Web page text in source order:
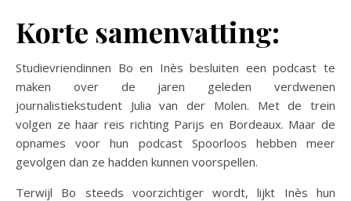
Korte samenvatting:
Studievriendinnen Bo en Inès besluiten een podcast te
maken over de jaren geleden verdwenen
journalistiekstudent Julia van der Molen. Met de trein
volgen ze haar reis richting Parijs en Bordeaux. Maar de
opnames voor hun podcast Spoorloos hebben meer
gevolgen dan ze hadden kunnen voorspellen.
Terwijl Bo steeds voorzichtiger wordt, lijkt Inès hun